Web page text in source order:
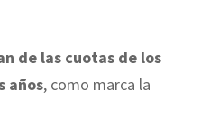
de las cuotas de los
años, como marca la